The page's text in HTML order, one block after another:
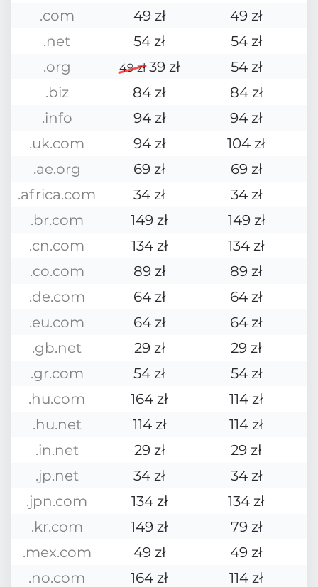
.com
49 zł
49 zł
.net
54 zł
54 zł
.org
49 zł 39 zł
54 zł
.biz
84 zł
84 zł
.info
94 zł
94 zł
.uk.com
94 zł
104 zł
.ae.org
69 zł
69 zł
.africa.com
34 zł
34 zł
.br.com
149 zł
149 zł
.cn.com
134 zł
134 zł
.co.com
89 zł
89 zł
.de.com
64 zł
64 zł
.eu.com
64 zł
64 zł
.gb.net
29 zł
29 zł
.gr.com
54 zł
54 zł
.hu.com
164 zł
114 zł
.hu.net
114 zł
114 zł
.in.net
29 zł
29 zł
.jp.net
34 zł
34 zł
.jpn.com
134 zł
134 zł
.kr.com
149 zł
79 zł
.mex.com
49 zł
49 zł
.no.com
164 zł
114 zł